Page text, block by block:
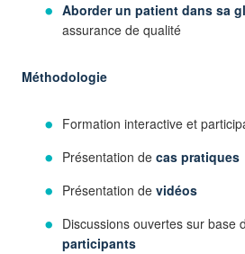
Aborder un patient dans sa
assurance de qualité
Méthodologie
Formation interactive et
Présentation de cas pratiques
Présentation de vidéos
Discussions ouvertes sur base
participants